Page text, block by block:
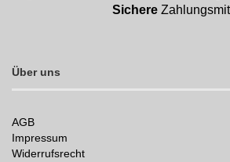
Sichere
Über uns
AGB
Impressum
Widerrufsrecht